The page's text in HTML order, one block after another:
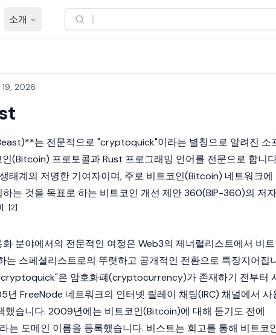
소개
2026
는 전문적으로 "cryptoquick"이라는 별칭으로 알려진 소
인(Bitcoin) 프로토콜과 Rust 프로그래밍 언어를 전문으로 합니
생태계의 저명한 기여자이며, 주로 비트코인(Bitcoin) 네트워크에
는 것을 목표로 하는 비트코인 개선 제안 360(BIP-360)의 저자
[2]
분야에서의 전문적인 여정은 Web3의 제너럴리스트에서 비트
는 스페셜리스트로의 뚜렷하고 공개적인 전환으로 특징지어집
은 암호화폐(cryptocurrency)가 존재하기 전부터
년 FreeNode 네트워크의 인터넷 릴레이 채팅(IRC) 채널에서 사
했습니다. 2009년에는 비트코인(Bitcoin)에 대해 듣기도 전에
는 도메인 이름을 등록했습니다. 비스트는 회고를 통해 비트코